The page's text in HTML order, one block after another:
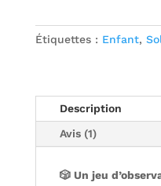
Étiquettes : Enfant,
Description
Avis (1)
🎲 Un jeu